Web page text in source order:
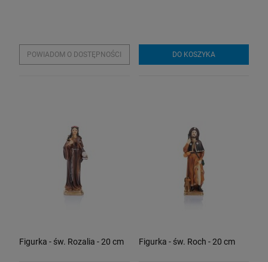
POWIADOM O DOSTĘPNOŚCI DO KOSZYKA
Figurka - św. Rozalia - 20 cm Figurka - św. Roch - 20 cm